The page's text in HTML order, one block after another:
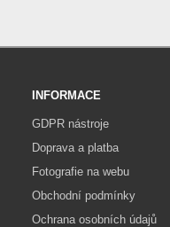
INFORMACE
GDPR nástroje
Doprava a platba
Fotografie na webu
Obchodní podmínky
Ochrana osobních údajů